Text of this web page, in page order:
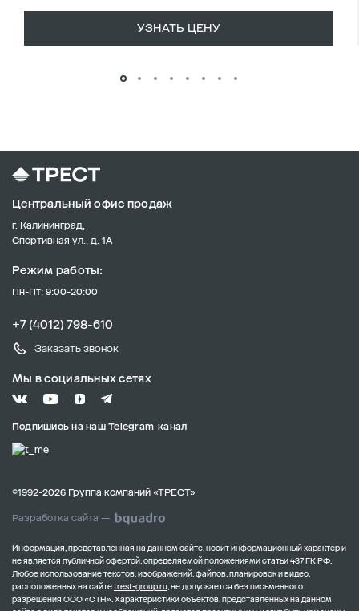
УЗНАТЬ ЦЕНУ
Центральный офис продаж
г. Калининград,
Спортивная ул., д. 1А
Режим работы:
Пн-Пт: 9:00-20:00
+7 (4012) 798-610
Заказать звонок
Мы в социальных сетях
Подпишись на наш Telegram-канал
©1992-2026 Группа компаний «ТРЕСТ»
Разработка сайта —
Информация, представленная на данном сайте, носит информационный характер и
не является публичной офертой, определяемой положениями статьи 437 ГК РФ.
Любое использование текстов, изображений, файлов, планировок и видео,
расположенных на сайтеtrest-group.ru, не допускается без письменного
разрешения ООО «СТН».Характеристики объектов, представленных на данном